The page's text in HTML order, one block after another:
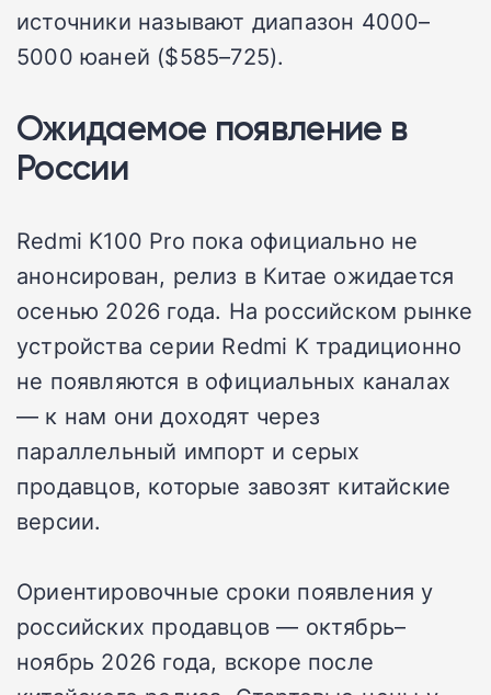
источники называют диапазон 4000–
5000 юаней ($585–725).
Ожидаемое появление в
России
Redmi K100 Pro пока официально не
анонсирован, релиз в Китае ожидается
осенью 2026 года. На российском рынке
устройства серии Redmi K традиционно
не появляются в официальных каналах
— к нам они доходят через
параллельный импорт и серых
продавцов, которые завозят китайские
версии.
Ориентировочные сроки появления у
российских продавцов — октябрь–
ноябрь 2026 года, вскоре после